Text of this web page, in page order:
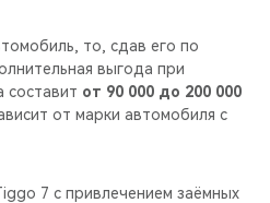
то, сдав его по
выгода при
составит от 90 000 до 200 000
от марки автомобиля с
7 с привлечением заёмных